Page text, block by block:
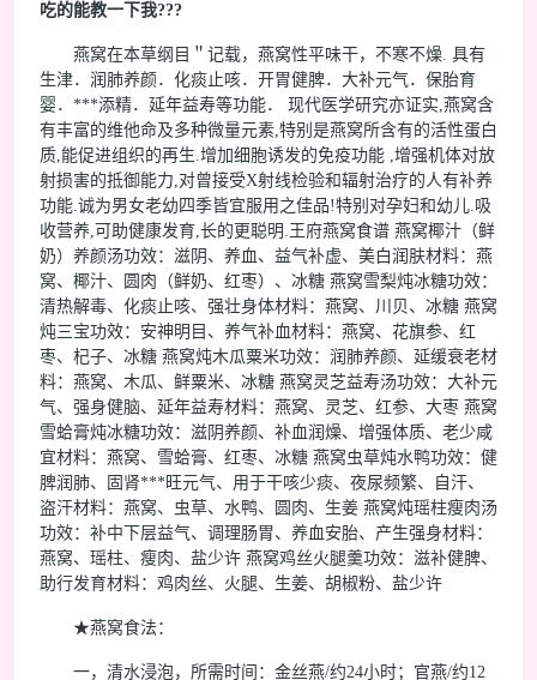
吃的能教一下我???
燕窝在本草纲目＂记载，燕窝性平味干，不寒不燥. 具有
生津．润肺养颜．化痰止咳．开胃健脾．大补元气．保胎育
婴．***添精．延年益寿等功能． 现代医学研究亦证实,燕窝含
有丰富的维他命及多种微量元素,特别是燕窝所含有的活性蛋白
质,能促进组织的再生.增加细胞诱发的免疫功能 ,增强机体对放
射损害的抵御能力,对曾接受X射线检验和辐射治疗的人有补养
功能.诚为男女老幼四季皆宜服用之佳品!特别对孕妇和幼儿.吸
收营养,可助健康发育,长的更聪明.王府燕窝食谱 燕窝椰汁（鲜
奶）养颜汤功效：滋阴、养血、益气补虚、美白润肤材料：燕
窝、椰汁、圆肉（鲜奶、红枣）、冰糖 燕窝雪梨炖冰糖功效：
清热解毒、化痰止咳、强壮身体材料：燕窝、川贝、冰糖 燕窝
炖三宝功效：安神明目、养气补血材料：燕窝、花旗参、红
枣、杞子、冰糖 燕窝炖木瓜粟米功效：润肺养颜、延缓衰老材
料：燕窝、木瓜、鲜粟米、冰糖 燕窝灵芝益寿汤功效：大补元
气、强身健脑、延年益寿材料：燕窝、灵芝、红参、大枣 燕窝
雪蛤膏炖冰糖功效：滋阴养颜、补血润燥、增强体质、老少咸
宜材料：燕窝、雪蛤膏、红枣、冰糖 燕窝虫草炖水鸭功效：健
脾润肺、固肾***旺元气、用于干咳少痰、夜尿频繁、自汗、
盗汗材料：燕窝、虫草、水鸭、圆肉、生姜 燕窝炖瑶柱瘦肉汤
功效：补中下层益气、调理肠胃、养血安胎、产生强身材料：
燕窝、瑶柱、瘦肉、盐少许 燕窝鸡丝火腿羹功效：滋补健脾、
助行发育材料：鸡肉丝、火腿、生姜、胡椒粉、盐少许
★燕窝食法：
一，清水浸泡，所需时间：金丝燕/约24小时；官燕/约12